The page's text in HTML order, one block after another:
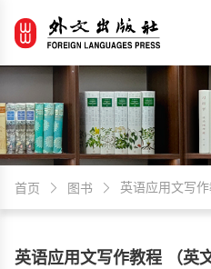
首页 图书 英语应用文写作
英语应用文写作教程 （英文